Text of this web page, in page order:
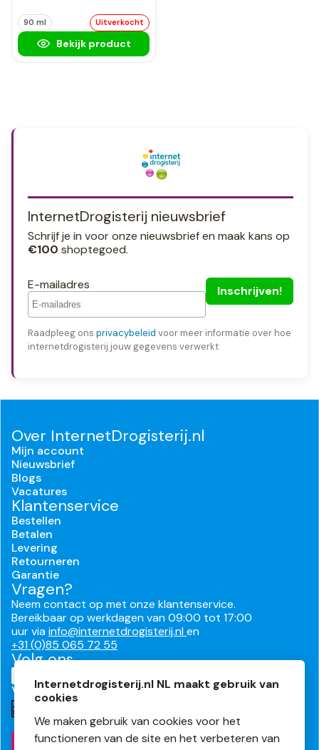
90 ml Uitverkocht
Bekijk product
InternetDrogisterij nieuwsbrief
Schrijf je in voor onze nieuwsbrief en maak kans op
€100 shoptegoed.
E-mailadres
Raadpleeg ons privacybeleid voor meer informatie over hoe
internetdrogisterij jouw gegevens verwerkt.
Over InternetDrogisterij.nl
Mijn account
Nieuwsbrief
Blogs
Vacatures
Klantenservice
Bestellen
Betalen
Levering
Retourneren
Garantie
Vragen?
Neem contact op met onze klantenservice.
Bereikbaar op werkdagen van 09:00 tot 17:00
uur viainfo@internetdrogisterij.nlen
+31 (0)85 065 72 55
Volg ons
Veilig en makkelijk betalen
Internetdrogisterij.nl NL maakt gebruik van
cookies
We maken gebruik van cookies voor het
functioneren van de site en het verbeteren van